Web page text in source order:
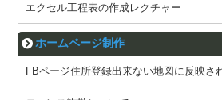
エクセル工程表の作成レクチャー
ホームページ制作
FBページ住所登録出来ない地図に反映さ